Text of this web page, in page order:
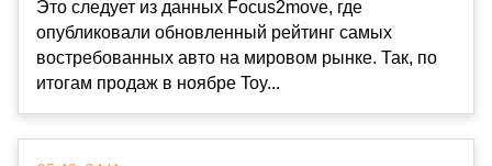
Это следует из данных Focus2move, где
опубликовали обновленный рейтинг самых
востребованных авто на мировом рынке. Так, по
итогам продаж в ноябре Toy...